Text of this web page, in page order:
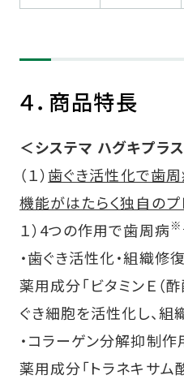
４．商品特長
＜システマ ハグキプラ
（１）歯ぐき活性化で歯
機能がはたらく独自の
１）4つの作用で歯周病 ※
・歯ぐき活性化・組織修
薬用成分「ビタミンＥ（
ぐき細胞を活性化し、組
・コラーゲン分解抑制作
薬用成分「トラネキサム